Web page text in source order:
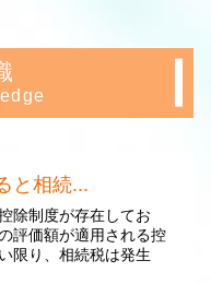
と相続...
除制度が存在してお
評価額が適用される控
限り、相続税は発生